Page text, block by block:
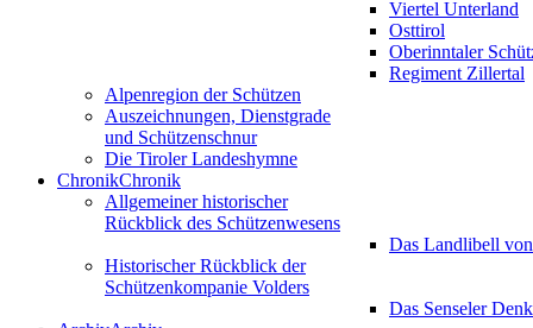
Viertel Unterland
Osttirol
Oberinntaler
Regiment Zillertal
Alpenregion der Schützen
Auszeichnungen, Dienstgrade
und Schützenschnur
Die Tiroler Landeshymne
ChronikChronik
Allgemeiner historischer
Rückblick des Schützenwesens
Das Landlibell
Historischer Rückblick der
Schützenkompanie Volders
Das Senseler